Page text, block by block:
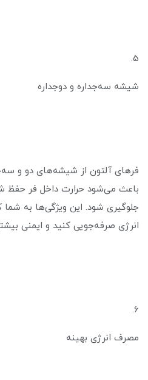
5.
شیشه سه‌جداره و دو‌جداره
فرهای آلتون از شیشه‌های دو و
باعث می‌شود حرارت داخل فر حفظ
جلوگیری شود. این ویژگی‌ها به
انرژی صرفه‌جویی کنید و ایمنی
6.
مصرف انرژی بهینه